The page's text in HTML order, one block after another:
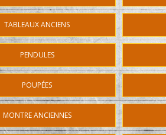
TABLEAUX ANCIENS
PENDULES
POUPÉES
MONTRE ANCIENNES